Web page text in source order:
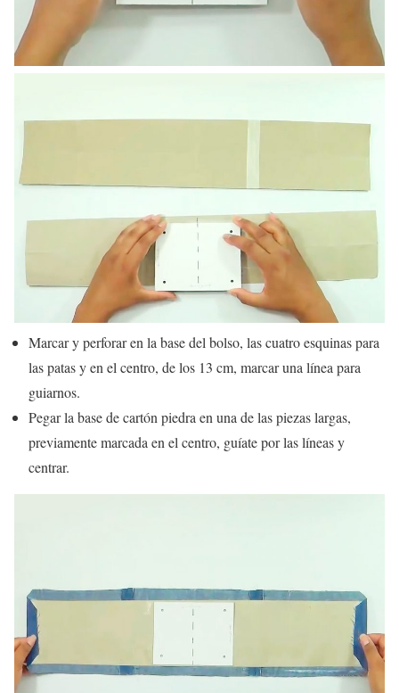
Marcar y perforar en la base del bolso, las cuatro esquinas para
las patas y en el centro, de los 13 cm, marcar una línea para
guiarnos.
Pegar la base de cartón piedra en una de las piezas largas,
previamente marcada en el centro, guíate por las líneas y
centrar.